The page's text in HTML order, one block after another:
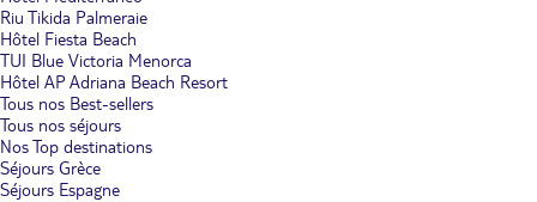
Riu Tikida Palmeraie
Hôtel Fiesta Beach
TUI Blue Victoria Menorca
Hôtel AP Adriana Beach Resort
Tous nos Best-sellers
Tous nos séjours
Nos Top destinations
Séjours Grèce
Séjours Espagne